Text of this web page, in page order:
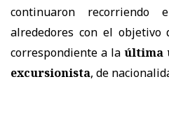
continuaron
alrededores con el
correspondiente a la última
excursionista, de